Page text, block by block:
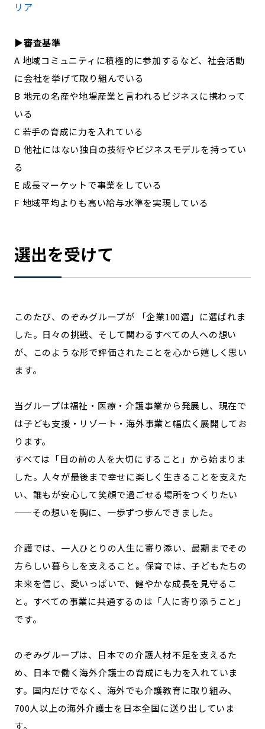
リア
▶︎審査基準
A 地域コミュニティに積極的に参加するなど、社会活動
に会社を挙げて取り組んでいる
B 地元の名産や地場産業と言われるビジネスに携わって
いる
C 若手の育成に力を入れている
D 他社にはない独自の技術やビジネスモデルを持ってい
る
E 成長マーケットで事業をしている
F 地域平均よりも高い給与水準を実現している
選出を受けて
このたび、のぞみグループが 「企業100選」に選ばれま
した。日々の挑戦、そして関わるすべての人への想い
が、このような形で評価されたことを心から嬉しく思い
ます。
当グループは福祉・医療・介護事業から発展し、現在で
は子ども支援・リゾート・海外事業と幅広く展開してお
ります。
すべては「目の前の人を大切にすること」から始まりま
した。人々が最後まで幸せに楽しく生きることを支えた
い、誰もが安心して笑顔で過ごせる場所をつくりたい
——その想いを胸に、一歩ずつ歩んできました。
介護では、一人ひとりの人生に寄り添い、最期までその
方らしい暮らしを支えること。保育では、子どもたちの
未来を信じ、愛いっぱいで、健やかな成長を見守るこ
と。すべての事業に共通するのは「人に寄り添うこと」
です。
のぞみグループは、日本での介護人材不足を支えるた
め、日本で働く海外介護士の育成にも力を入れていま
す。国内だけでなく、海外でも介護教育に取り組み、
700人以上の海外介護士を日本全国に送り出していま
す。